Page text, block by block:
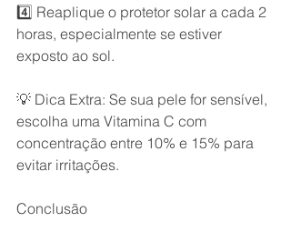
4️⃣ Reaplique o protetor solar a cada 2
horas, especialmente se estiver
exposto ao sol.
💡 Dica Extra: Se sua pele for sensível,
escolha uma Vitamina C com
concentração entre 10% e 15% para
evitar irritações.
Conclusão